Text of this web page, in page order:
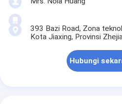
393 Bazi Road, Zona
Kota Jiaxing, Provinsi
Hubungi